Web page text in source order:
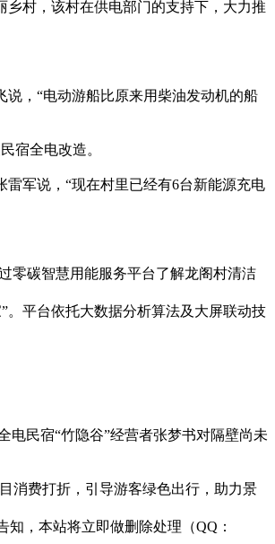
村，该村在供电部门的支持下，大力推
，“电动游船比原来用柴油发动机的船
宿全电改造。
军说，“现在村里已经有6台新能源充电
零碳智慧用能服务平台了解龙阁村清洁
平台依托大数据分析算法及大屏联动技
电民宿“竹隐谷”经营者张梦书对隔壁尚未
消费打折，引导游客绿色出行，助力景
，本站将立即做删除处理（QQ：